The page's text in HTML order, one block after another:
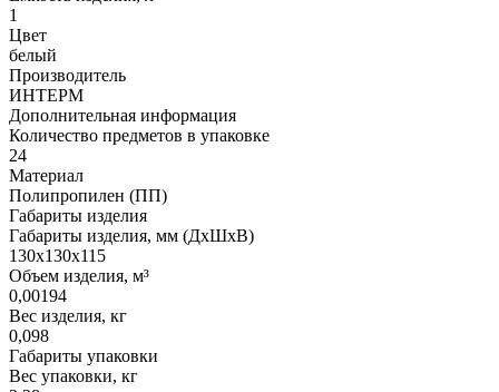
1
Цвет
белый
Производитель
ИНТЕРМ
Дополнительная информация
Количество предметов в упаковке
24
Материал
Полипропилен (ПП)
Габариты изделия
Габариты изделия, мм (ДхШхВ)
130х130х115
Объем изделия, м³
0,00194
Вес изделия, кг
0,098
Габариты упаковки
Вес упаковки, кг